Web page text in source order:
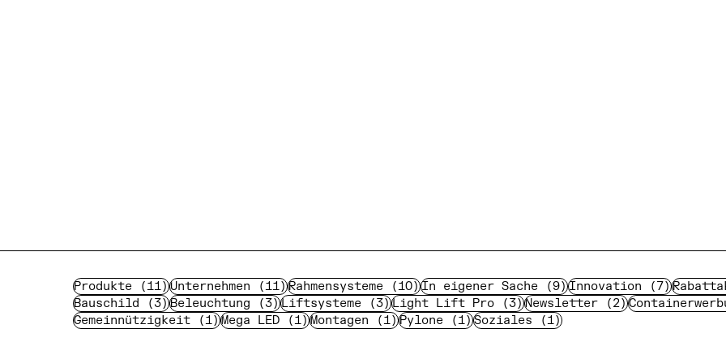
Produkte (11)11 Beiträge
Unternehmen (11)11 Beiträge
Rahmensysteme (10)10 Beiträge
In eigener Sache (9)9 Beiträge
Innovation (7)7
Bauschild
(3)3 Beiträge
Beleuchtung (3)3 Beiträge
Liftsysteme (3)3 Beiträge
Light Lift Pro (3)3 Beiträge
Newsletter (2)2 Beiträge
Gemeinnützigkeit
(1)1 Beitrag
Mega LED (1)1 Beitrag
Montagen (1)1 Beitrag
Pylone (1)1 Beitrag
Soziales (1)1 Beitrag